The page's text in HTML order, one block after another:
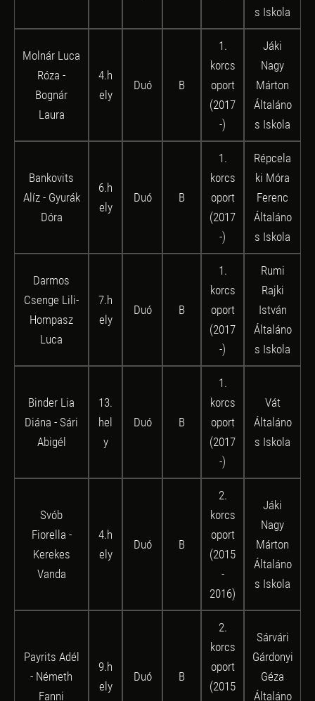
s Iskola
Molnár Luca
Róza -
Bognár
Laura
4.h
ely
Duó B
1.
korcs
oport
(2017
-)
Jáki
Nagy
Márton
Általáno
s Iskola
Bankovits
Alíz - Gyurák
Dóra
6.h
ely
Duó B
1.
korcs
oport
(2017
-)
Répcela
ki Móra
Ferenc
Általáno
s Iskola
Darmos
Csenge Lili-
Hompasz
Luca
7.h
ely
Duó B
1.
korcs
oport
(2017
-)
Rumi
Rajki
István
Általáno
s Iskola
Binder Lia
Diána - Sári
Abigél
13.
hel
y
Duó B
1.
korcs
oport
(2017
-)
Vát
Általáno
s Iskola
Svób
Fiorella -
Kerekes
Vanda
4.h
ely
Duó B
2.
korcs
oport
(2015
-
2016)
Jáki
Nagy
Márton
Általáno
s Iskola
Payrits Adél
- Németh
Fanni
9.h
ely
Duó B
2.
korcs
oport
(2015
Sárvári
Gárdonyi
Géza
Általáno